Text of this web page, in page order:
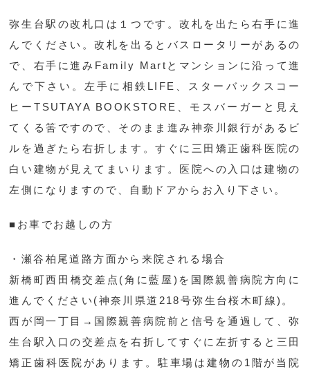
弥生台駅の改札口は１つです。改札を出たら右手に進
んでください。改札を出るとバスロータリーがあるの
で、右手に進みFamily Martとマンションに沿って進
んで下さい。左手に相鉄LIFE、スターバックスコー
ヒーTSUTAYA BOOKSTORE、モスバーガーと見え
てくる筈ですので、そのまま進み神奈川銀行があるビ
ルを過ぎたら右折します。すぐに三田矯正歯科医院の
白い建物が見えてまいります。医院への入口は建物の
左側になりますので、自動ドアからお入り下さい。
■お車でお越しの方
・瀬谷柏尾道路方面から来院される場合
新橋町西田橋交差点(角に藍屋)を国際親善病院方向に
進んでください(神奈川県道218号弥生台桜木町線)。
西が岡一丁目→国際親善病院前と信号を通過して、弥
生台駅入口の交差点を右折してすぐに左折すると三田
矯正歯科医院があります。駐車場は建物の1階が当院